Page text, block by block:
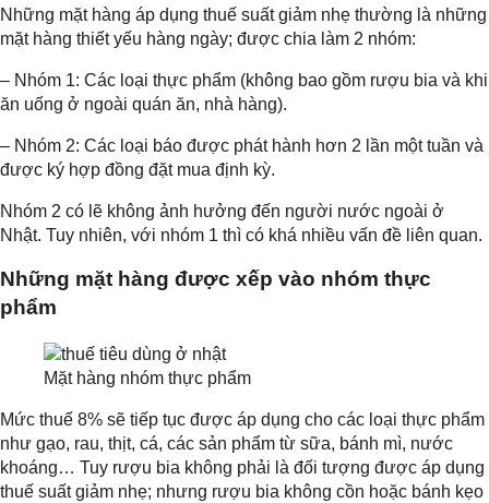
Những mặt hàng áp dụng thuế suất giảm nhẹ thường là những
mặt hàng thiết yếu hàng ngày; được chia làm 2 nhóm:
– Nhóm 1: Các loại thực phẩm (không bao gồm rượu bia và khi
ăn uống ở ngoài quán ăn, nhà hàng).
– Nhóm 2: Các loại báo được phát hành hơn 2 lần một tuần và
được ký hợp đồng đặt mua định kỳ.
Nhóm 2 có lẽ không ảnh hưởng đến người nước ngoài ở
Nhật. Tuy nhiên, với nhóm 1 thì có khá nhiều vấn đề liên quan.
Những mặt hàng được xếp vào nhóm thực
phẩm
Mặt hàng nhóm thực phẩm
Mức thuế 8% sẽ tiếp tục được áp dụng cho các loại thực phẩm
như gạo, rau, thịt, cá, các sản phẩm từ sữa, bánh mì, nước
khoáng… Tuy rượu bia không phải là đối tượng được áp dụng
thuế suất giảm nhẹ; nhưng rượu bia không cồn hoặc bánh kẹo